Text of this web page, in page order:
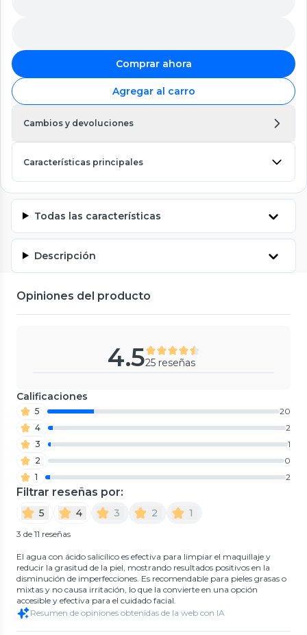
Comprar ahora
Agregar al carro
Cambios y devoluciones
Características principales
Todas las características
Descripción
Opiniones del producto
4.525 reseñas
Calificaciones
5
20
4
2
3
1
2
0
1
2
Filtrar reseñas por:
5 4 3 2 1
3 de 11 reseñas
El agua con ácido salicílico es efectiva para limpiar el maquillaje y
reducir la grasitud de la piel, mostrando resultados positivos en la
disminución de imperfecciones. Es recomendable para pieles grasas o
mixtas y no causa irritación, lo que la convierte en una opción
accesible y efectiva para el cuidado facial.
Resumen de opiniones obtenidas de la web con IA